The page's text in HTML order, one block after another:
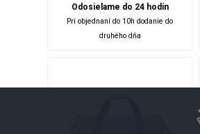
Odosielame do 24 hodín
Pri objednaní do 10h dodanie do
druhého dňa